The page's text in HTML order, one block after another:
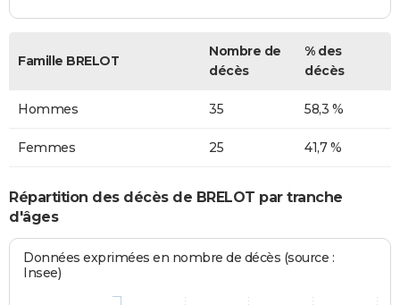
Famille BRELOT
Nombre de
décès
% des
décès
Hommes 35 58,3 %
Femmes 25 41,7 %
Répartition des décès de BRELOT par tranche
d'âges
Données exprimées en nombre de décès (source :
Insee)